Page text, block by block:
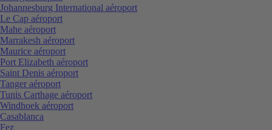
Johannesburg International aéroport
Le Cap aéroport
Mahe aéroport
Marrakesh aéroport
Maurice aéroport
Port Elizabeth aéroport
Saint Denis aéroport
Tanger aéroport
Tunis Carthage aéroport
Windhoek aéroport
Casablanca
Fez